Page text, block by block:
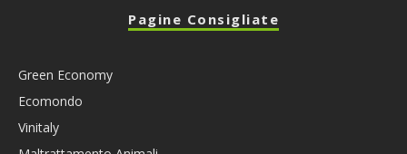
Pagine Consigliate
Green Economy
Ecomondo
Vinitaly